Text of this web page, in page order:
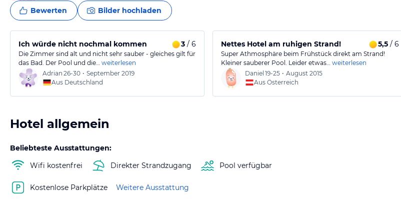
Bewerten Bilder hochladen
Ich würde nicht nochmal kommen 3 / 6
Die Zimmer sind alt und nicht sehr sauber - gleiches gilt für
das Bad. Der Pool und die… weiterlesen
Adrian 26-30 • September 2019
Aus Deutschland
Nettes Hotel am ruhigen Strand! 5,5/ 6
Super Athmosphäre beim Frühstück direkt am Strand!
Kleiner sauberer Pool. Leider etwas… weiterlesen
Daniel 19-25 • August 2015
Aus Österreich
Hotel allgemein
Beliebteste Ausstattungen:
Wifi kostenfrei
Direkter Strandzugang Pool verfügbar
Kostenlose Parkplätze Weitere Ausstattung